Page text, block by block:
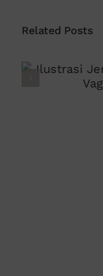
Related Posts